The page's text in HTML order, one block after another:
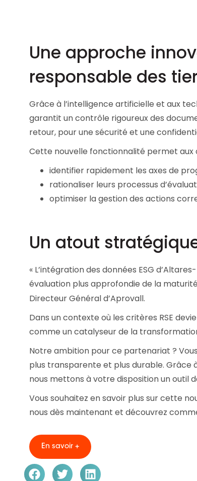
Une approche
responsable des
Grâce à l’intelligence artificielle et aux
garantit un contrôle rigoureux des
retour, pour une sécurité et une
Cette nouvelle fonctionnalité permet aux
identifier rapidement les axes de
rationaliser leurs processus
optimiser la gestion des actions
Un atout
« L’intégration des données ESG
évaluation plus approfondie de la maturité
Directeur Général d’Aprovall.
Dans un contexte où les critères RSE
comme un catalyseur de la
Notre ambition pour ce partenariat ?
plus transparente et plus durable. Grâce
nous mettons à votre disposition un outil
Vous souhaitez en savoir plus sur cette
nous dès maintenant et découvrez
En savoir +